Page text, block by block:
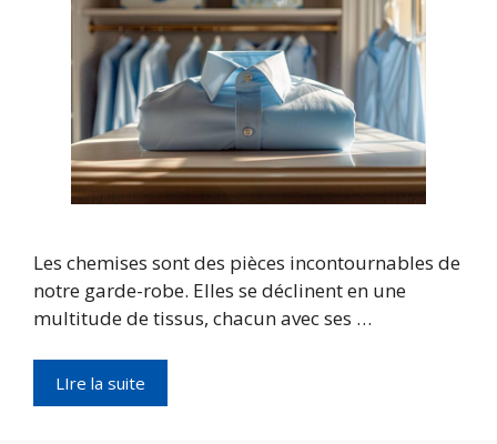
Les chemises sont des pièces incontournables de
notre garde-robe. Elles se déclinent en une
multitude de tissus, chacun avec ses …
LIre la suite